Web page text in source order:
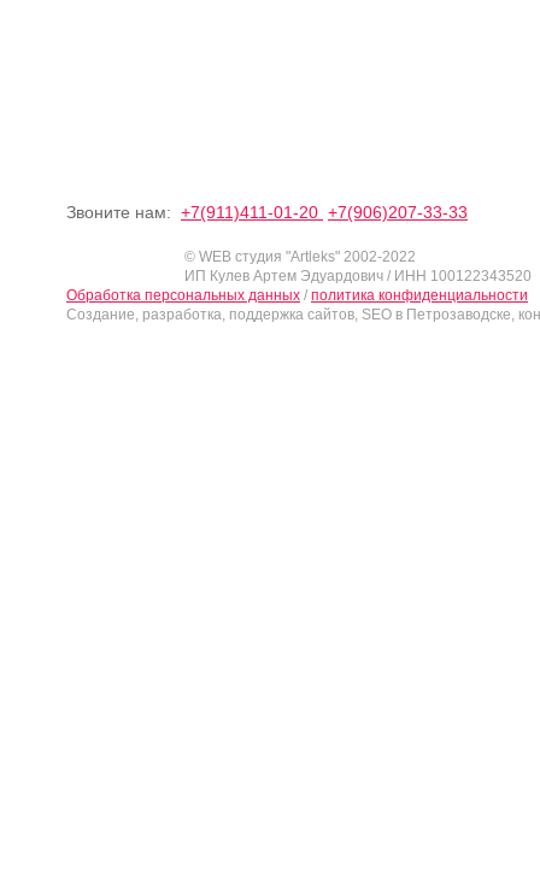
Звоните нам: +7(911)411-01-20 +7(906)207-33-33
© WEB студия "Artleks" 2002-2022
ИП Кулев Артем Эдуардович / ИНН 100122343520
Обработка персональных данных / политика конфиденциальности
Создание, разработка, поддержка сайтов, SEO в Петрозаводске,